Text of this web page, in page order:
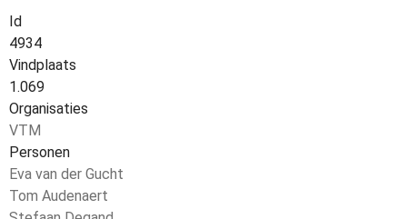
Id
4934
Vindplaats
1.069
Organisaties
VTM
Personen
Eva van der Gucht
Tom Audenaert